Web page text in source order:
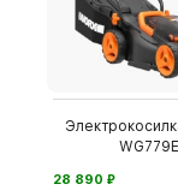
WG779E
28 890 ⃏